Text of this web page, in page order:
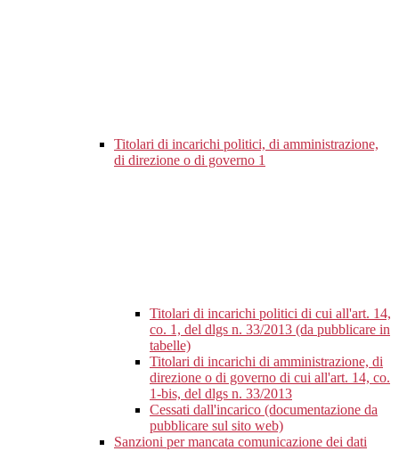
Titolari di incarichi politici, di amministrazione,
di direzione o di governo 1
Titolari di incarichi politici di cui all'art. 14,
co. 1, del dlgs n. 33/2013 (da pubblicare in
tabelle)
Titolari di incarichi di amministrazione, di
direzione o di governo di cui all'art. 14, co.
1-bis, del dlgs n. 33/2013
Cessati dall'incarico (documentazione da
pubblicare sul sito web)
Sanzioni per mancata comunicazione dei dati